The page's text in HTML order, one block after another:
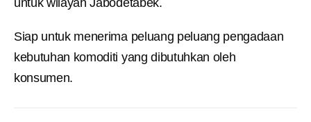
untuk wilayah Jabodetabek.
Siap untuk menerima peluang peluang pengadaan
kebutuhan komoditi yang dibutuhkan oleh
konsumen.